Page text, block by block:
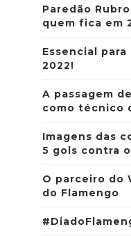
Paredão
quem fica em
Essencial
2022!
A passagem
como técnico
Imagens das
5 gols contra
O parceiro do
do Flamengo